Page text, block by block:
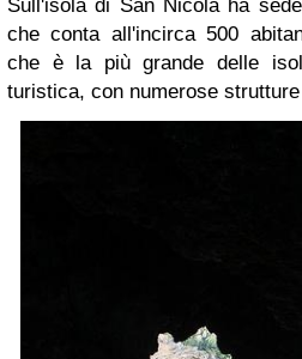
Sull'isola di San Nicola ha
che conta all'incirca 500
che è la più grande delle
turistica, con numerose